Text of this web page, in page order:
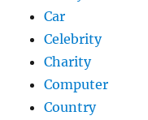
Car
Celebrity
Charity
Computer
Country